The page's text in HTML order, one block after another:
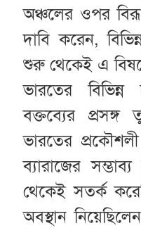
অঞ্চলের ওপর
দাবি করেন,
শুরু থেকেই এ
ভারতের
বক্তব্যের
ভারতের প্রকৌশলী
ব্যারাজের
থেকেই সতর্ক
অবস্থান